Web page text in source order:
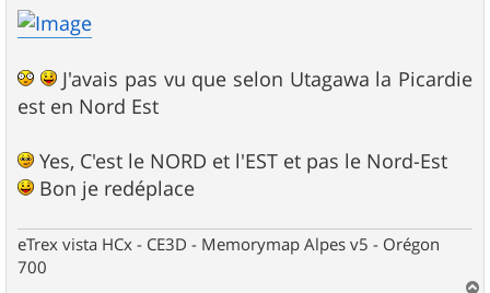
s
s
g
e
J'avais pas vu que selon Utagawa la Picardie
est en Nord Est
Yes, C'est le NORD et l'EST et pas le Nord-Est
Bon je redéplace
eTrex vista HCx - CE3D - Memorymap Alpes v5 - Orégon
700